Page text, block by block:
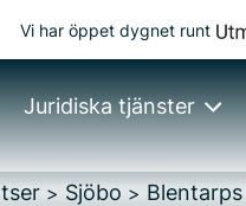
Vi har öppet dygnet runt
Juridiska tjänster
> Sjöbo >